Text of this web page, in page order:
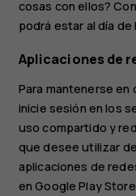
Nokia
2.1
cosas con ellos?
podrá estar al día
Aplicaciones de
Para mantenerse en
inicie sesión en los
uso compartido y
que desee utilizar
aplicaciones de
enGoogle Play Store